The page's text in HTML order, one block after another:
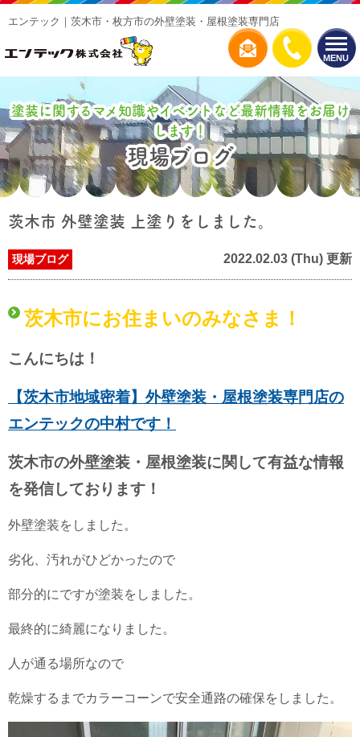
MENU
エンテック｜茨木市・枚方市の外壁塗装・屋根塗装専門店
塗装に関するマメ知識やイベントなど最新情報をお届け
します！
現場ブログ
茨木市 外壁塗装 上塗りをしました。
現場ブログ 2022.02.03 (Thu) 更新
茨木市にお住まいのみなさま！
こんにちは！
【茨木市地域密着】外壁塗装・屋根塗装専門店の
エンテックの中村です！
茨木市の外壁塗装・屋根塗装に関して有益な情報
を発信しております！
外壁塗装をしました。
劣化、汚れがひどかったので
部分的にですが塗装をしました。
最終的に綺麗になりました。
人が通る場所なので
乾燥するまでカラーコーンで安全通路の確保をしました。